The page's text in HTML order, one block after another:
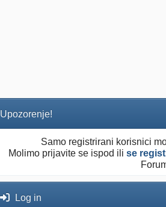
Upozorenje!
Samo registrirani korisnici
Molimo prijavite se ispod ili se
Log in